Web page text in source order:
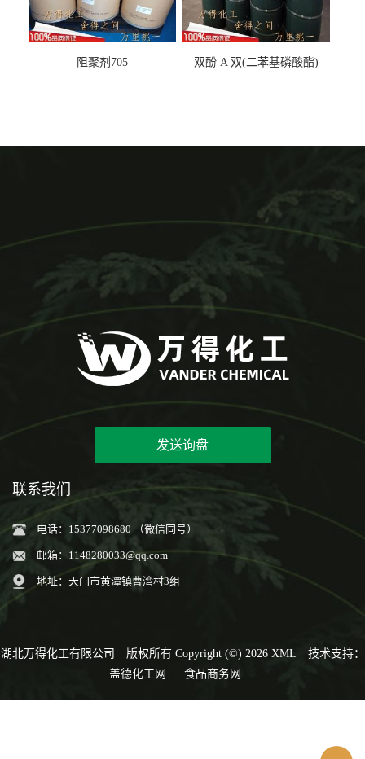
阻聚剂705 双酚 A 双(二苯基磷酸酯)
发送询盘
联系我们
电话：15377098680 （微信同号）
邮箱： 1148280033@qq.com
地址：天门市黄潭镇曹湾村3组
湖北万得化工有限公司 版权所有 Copyright (©) 2026 XML
技术支持：
盖德化工网
食品商务网